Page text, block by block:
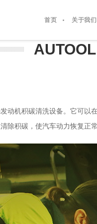
首页 关于我们
动机积碳清洗设备。它可
除积碳，使汽车动力恢复正常